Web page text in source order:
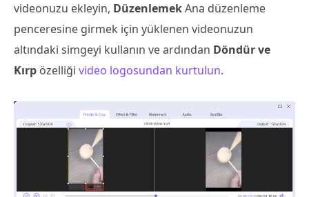
videonuzu ekleyin, DüzenlemekAna düzenleme
penceresine girmek için yüklenen videonuzun
altındaki simgeyi kullanın ve ardından Döndür ve
Kırp özelliği video logosundan kurtulun.